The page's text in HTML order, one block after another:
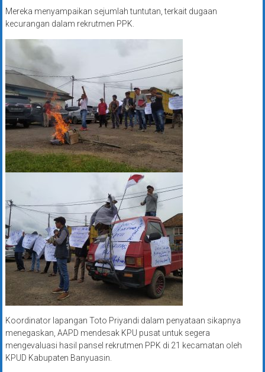
Mereka menyampaikan sejumlah tuntutan, terkait dugaan
kecurangan dalam rekrutmen PPK.
Koordinator lapangan Toto Priyandi dalam penyataan sikapnya
menegaskan, AAPD mendesak KPU pusat untuk segera
mengevaluasi hasil pansel rekrutmen PPK di 21 kecamatan oleh
KPUD Kabupaten Banyuasin.